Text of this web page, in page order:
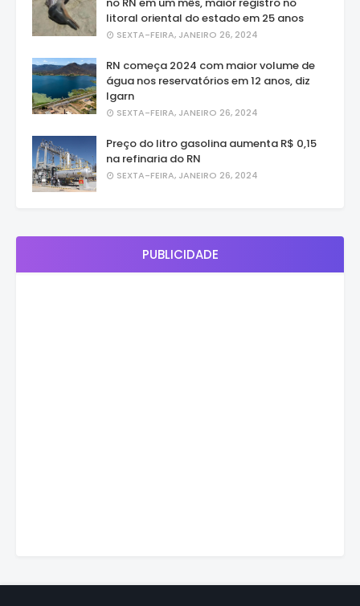
litoral oriental do estado em 25 anos
SEXTA-FEIRA, JANEIRO 26, 2024
RN começa 2024 com maior volume de
água nos reservatórios em 12 anos, diz
Igarn
SEXTA-FEIRA, JANEIRO 26, 2024
Preço do litro gasolina aumenta R$ 0,15
na refinaria do RN
SEXTA-FEIRA, JANEIRO 26, 2024
PUBLICIDADE